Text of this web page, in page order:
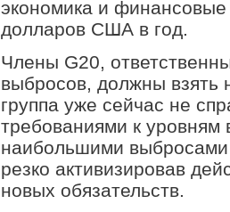
экономика и
долларов США в год.
Члены G20,
выбросов, должны взять
группа уже сейчас не
требованиями к
наибольшими выбросами
резко активизировав
новых обязательств.